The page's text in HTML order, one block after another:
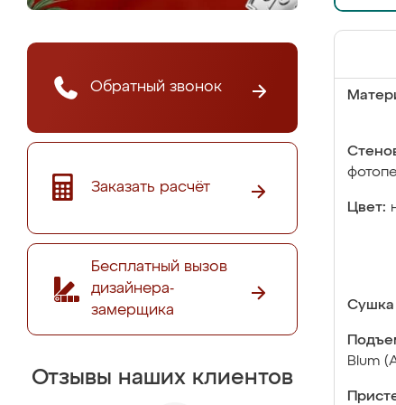
Обратный звонок
Заказать расчёт
Бесплатный вызов
дизайнера-
замерщика
Отзывы наших клиентов
Цвет:
Сушка
Blum